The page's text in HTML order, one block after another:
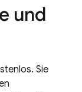
und
Sie